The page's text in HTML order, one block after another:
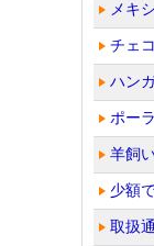
メキ
チェ
ハン
ポー
羊飼
少額
取扱